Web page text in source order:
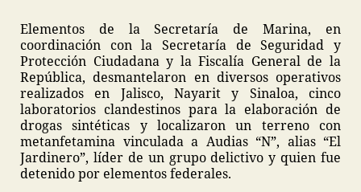
Elementos de la Secretaría de Marina, en
coordinación con la Secretaría de Seguridad y
Protección Ciudadana y la Fiscalía General de la
República, desmantelaron en diversos operativos
realizados en Jalisco, Nayarit y Sinaloa, cinco
laboratorios clandestinos para la elaboración de
drogas sintéticas y localizaron un terreno con
metanfetamina vinculada a Audias “N”, alias “El
Jardinero”, líder de un grupo delictivo y quien fue
detenido por elementos federales.